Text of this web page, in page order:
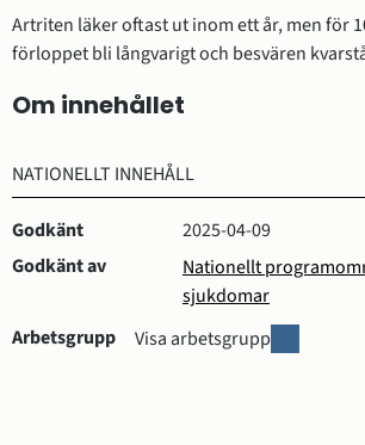
Artriten läker oftast ut inom ett år, men för
förloppet bli långvarigt och besvären
Om innehållet
NATIONELLT INNEHÅLL
Godkänt
2025-04-09
Godkänt av
Nationellt
sjukdomar
(öppnas
nytt
Arbetsgrupp Visa arbetsgrupp